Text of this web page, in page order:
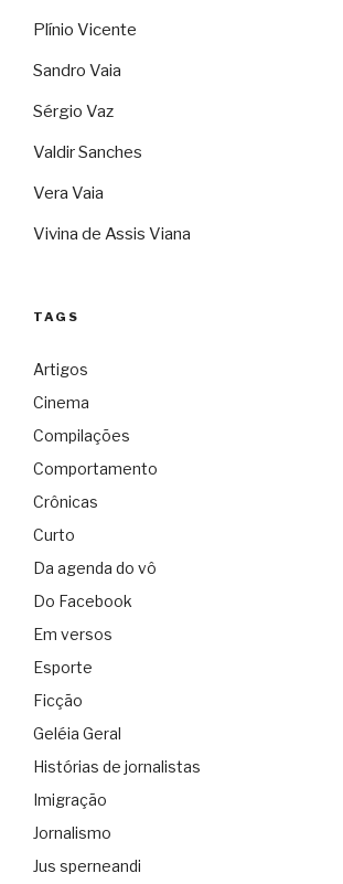
Plínio Vicente
Sandro Vaia
Sérgio Vaz
Valdir Sanches
Vera Vaia
Vivina de Assis Viana
TAGS
Artigos
Cinema
Compilações
Comportamento
Crônicas
Curto
Da agenda do vô
Do Facebook
Em versos
Esporte
Ficção
Geléia Geral
Histórias de jornalistas
Imigração
Jornalismo
Jus sperneandi